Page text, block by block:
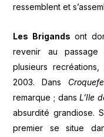
ressemblent et
Les Brigands ont
revenir au passage
plusieurs
2003. Dans
remarque ; dansL’Ile
absurdité grandiose.
premier se situe